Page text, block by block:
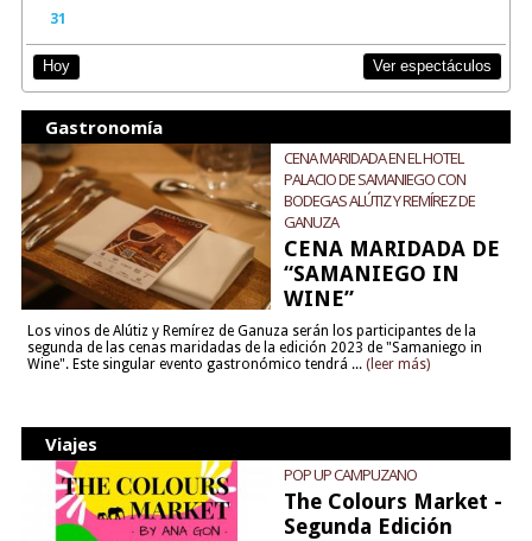
31
Hoy Ver espectáculos
Gastronomía
CENA MARIDADA EN EL HOTEL
PALACIO DE SAMANIEGO CON
BODEGAS ALÚTIZ Y REMÍREZ DE
GANUZA
CENA MARIDADA DE
“SAMANIEGO IN
WINE”
Los vinos de Alútiz y Remírez de Ganuza serán los participantes de la
segunda de las cenas maridadas de la edición 2023 de "Samaniego in
Wine". Este singular evento gastronómico tendrá ... (leer más)
Viajes
POP UP CAMPUZANO
The Colours Market -
Segunda Edición